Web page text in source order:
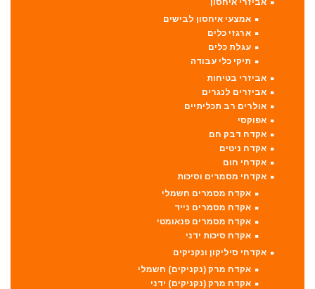
אמצעי איחסון לבישים
ארגזי כלים
עגלת כלים
תיקי כלי עבודה
אביזרי בטיחות
אביזרים לנגרים
אולרים רב תכליתיים
אפוקסי
אקדח דבק חם
אקדח ניטים
אקדחי חום
אקדחי מסמרים וסיכות
אקדח מסמרים חשמלי
אקדח מסמרים נייד
אקדח מסמרים פנאומטי
אקדח סיכות ידני
אקדחי סיליקון ונקניקים
אקדח מרק (נקניקים) חשמלי
אקדח מרק (נקניקים) ידני